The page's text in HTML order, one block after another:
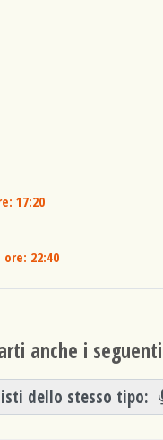
17:20
ore: 22:40
anche i
dello stesso tipo: